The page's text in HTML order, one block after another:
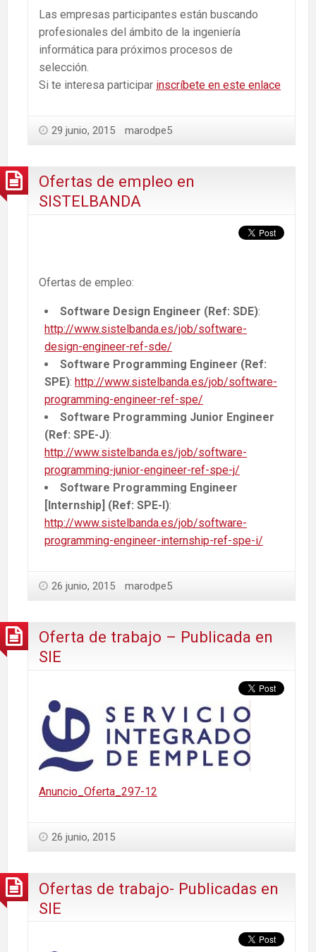
Las empresas participantes están buscando
profesionales del ámbito de la ingeniería
informática para próximos procesos de
selección.
Si te interesa participar inscríbete en este enlace
29 junio, 2015 marodpe5
Ofertas de empleo en
SISTELBANDA
Ofertas de empleo:
Software Design Engineer (Ref: SDE):
http://www.sistelbanda.es/job/software-
design-engineer-ref-sde/
Software Programming Engineer (Ref:
SPE): http://www.sistelbanda.es/job/software-
programming-engineer-ref-spe/
Software Programming Junior Engineer
(Ref: SPE-J):
http://www.sistelbanda.es/job/software-
programming-junior-engineer-ref-spe-j/
Software Programming Engineer
[Internship] (Ref: SPE-I):
http://www.sistelbanda.es/job/software-
programming-engineer-internship-ref-spe-i/
26 junio, 2015 marodpe5
Oferta de trabajo – Publicada en
SIE
Anuncio_Oferta_297-12
26 junio, 2015
Ofertas de trabajo- Publicadas en
SIE